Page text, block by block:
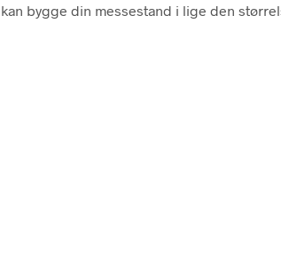
bygge din messestand i lige den